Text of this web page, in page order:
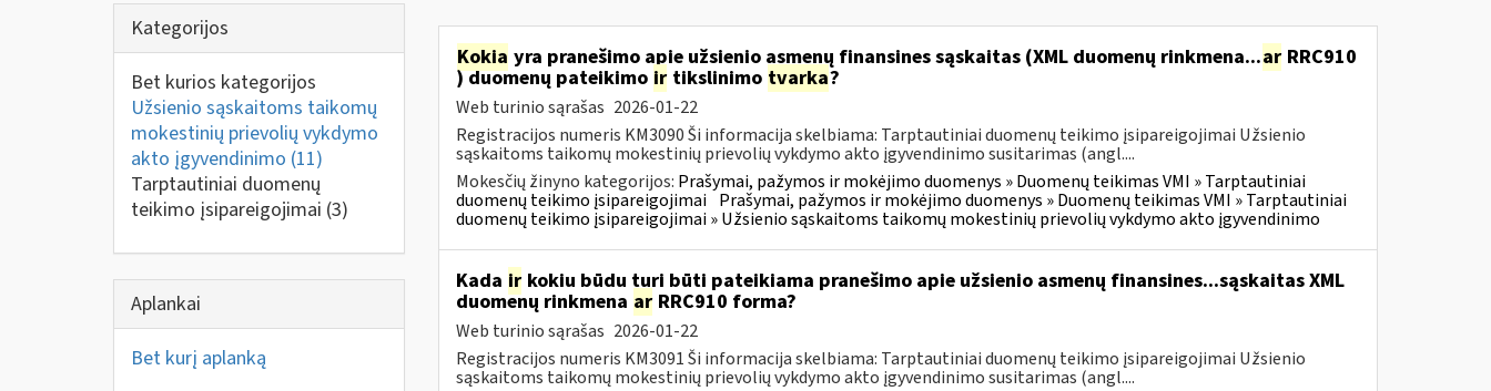
Kategorijos
Bet kurios kategorijos
Užsienio sąskaitoms taikomų
mokestinių prievolių vykdymo
akto įgyvendinimo (11)
Tarptautiniai duomenų
teikimo įsipareigojimai (3)
Aplankai
Bet kurį aplanką
Kokia yra pranešimo apie užsienio asmenų finansines sąskaitas (XML duomenų rinkmena...arRRC910
) duomenų pateikimo irtikslinimo tvarka?
Web turinio sąrašas 2026-01-22
Registracijos numeris KM3090 Ši informacija skelbiama: Tarptautiniai duomenų teikimo įsipareigojimai Užsienio
sąskaitoms taikomų mokestinių prievolių vykdymo akto įgyvendinimo susitarimas (angl....
Mokesčių žinyno kategorijos: Prašymai, pažymos ir mokėjimo duomenys » Duomenų teikimas VMI » Tarptautiniai
duomenų teikimo įsipareigojimai Prašymai, pažymos ir mokėjimo duomenys » Duomenų teikimas VMI » Tarptautiniai
duomenų teikimo įsipareigojimai » Užsienio sąskaitoms taikomų mokestinių prievolių vykdymo akto įgyvendinimo
Kada irkokiu būdu turi būti pateikiama pranešimo apie užsienio asmenų finansines...sąskaitas XML
duomenų rinkmena arRRC910 forma?
Web turinio sąrašas 2026-01-22
Registracijos numeris KM3091 Ši informacija skelbiama: Tarptautiniai duomenų teikimo įsipareigojimai Užsienio
sąskaitoms taikomų mokestinių prievolių vykdymo akto įgyvendinimo susitarimas (angl....